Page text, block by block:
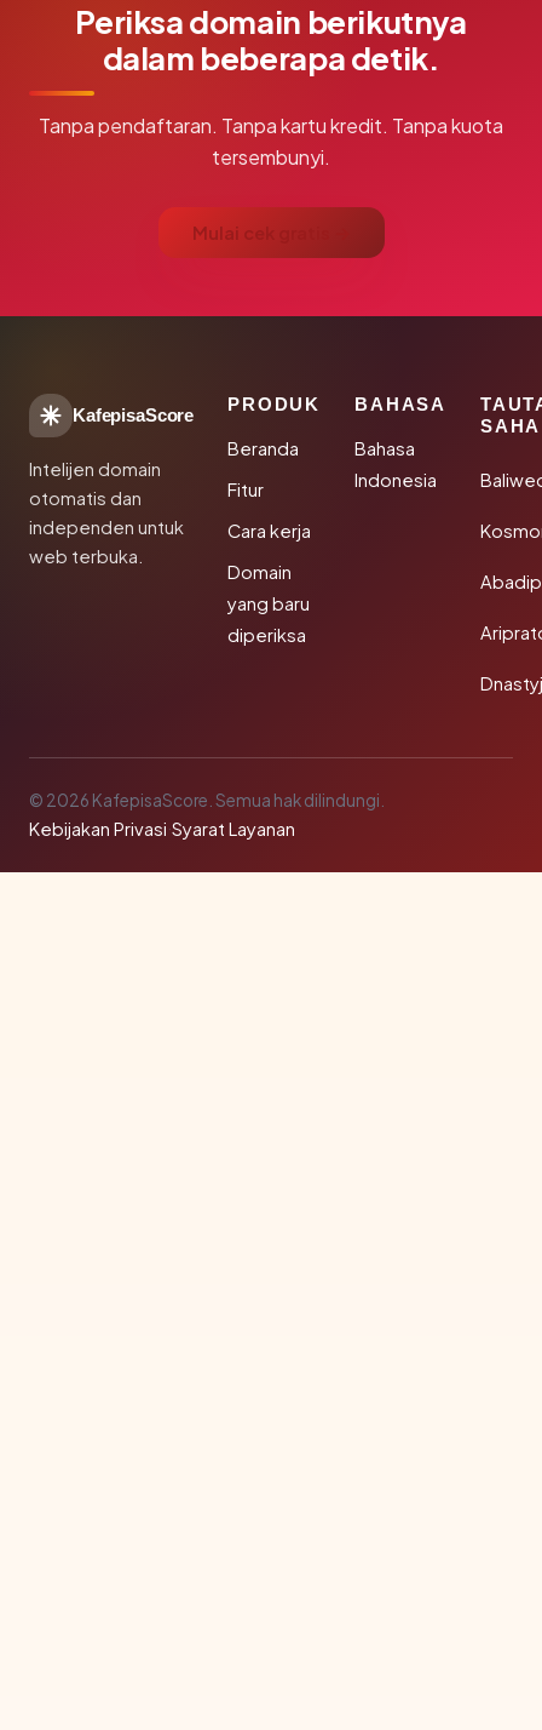
Periksa domain berikutnya
dalam beberapa detik.
Tanpa pendaftaran. Tanpa kartu kredit. Tanpa kuota
tersembunyi.
Mulai cek gratis →
KafepisaScore
Intelijen domain
otomatis dan
independen untuk
web terbuka.
PRODUK
Beranda
Fitur
Cara kerja
Domain
yang baru
diperiksa
BAHASA
Bahasa
Indonesia
© 2026 KafepisaScore. Semua hak dilindungi.
Kebijakan Privasi·Syarat Layanan